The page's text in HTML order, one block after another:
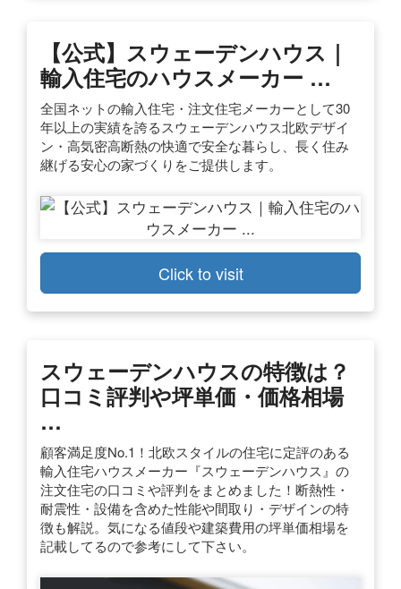
【公式】スウェーデンハウス｜
輸入住宅のハウスメーカー …
全国ネットの輸入住宅・注文住宅メーカーとして30
年以上の実績を誇るスウェーデンハウス北欧デザイ
ン・高気密高断熱の快適で安全な暮らし、長く住み
継げる安心の家づくりをご提供します。
Click to visit
スウェーデンハウスの特徴は？
口コミ評判や坪単価・価格相場
…
顧客満足度No.1！北欧スタイルの住宅に定評のある
輸入住宅ハウスメーカー『スウェーデンハウス』の
注文住宅の口コミや評判をまとめました！断熱性・
耐震性・設備を含めた性能や間取り・デザインの特
徴も解説。気になる値段や建築費用の坪単価相場を
記載してるので参考にして下さい。